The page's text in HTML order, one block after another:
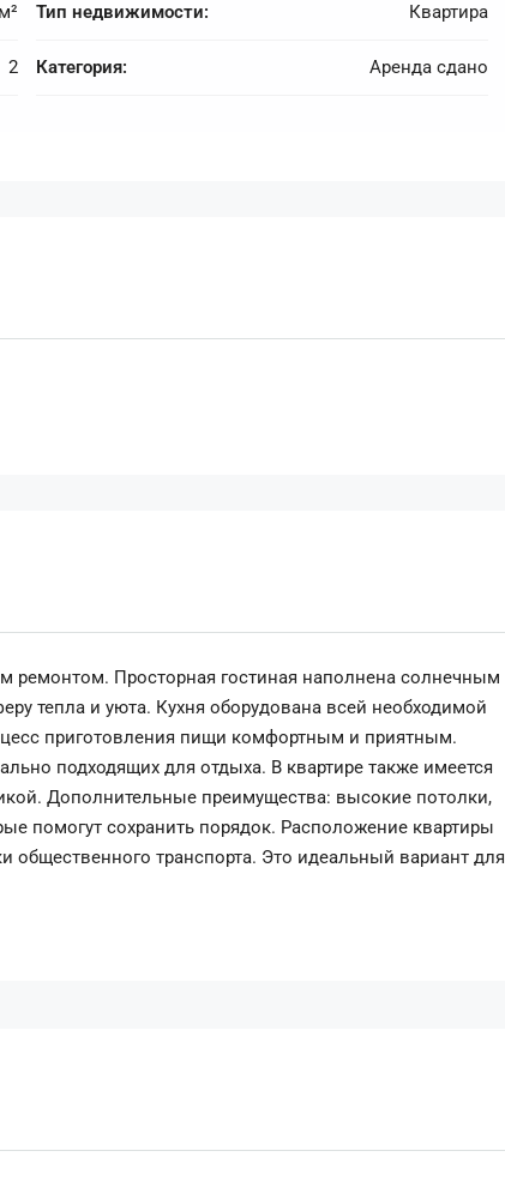
2
Тип недвижимости: Квартира
Категория: Аренда сдано
ремонтом. Просторная гостиная наполнена солнечным
тепла и уюта. Кухня оборудована всей необходимой
приготовления пищи комфортным и приятным.
подходящих для отдыха. В квартире также имеется
Дополнительные преимущества: высокие потолки,
помогут сохранить порядок. Расположение квартиры
транспорта. Это идеальный вариант для